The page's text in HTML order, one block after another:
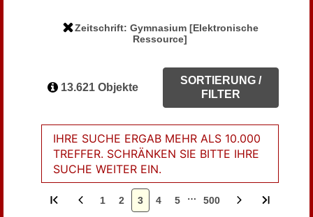
Zeitschrift: Gymnasium [Elektronische
Ressource]
13.621 Objekte
SORTIERUNG /
FILTER
IHRE SUCHE ERGAB MEHR ALS 10.000
TREFFER. SCHRÄNKEN SIE BITTE IHRE
SUCHE WEITER EIN.
1 2 3 4 5 … 500